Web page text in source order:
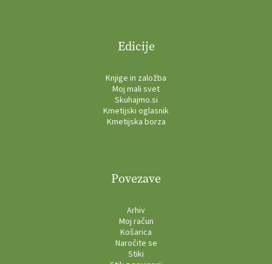
Edicije
Knjige in založba
Moj mali svet
Skuhajmo.si
Kmetijski oglasnik
Kmetijska borza
Povezave
Arhiv
Moj račun
Košarica
Naročite se
Stiki